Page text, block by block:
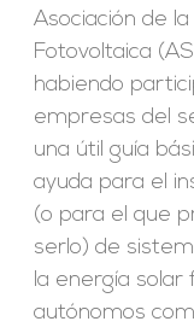
Asociación de
Fotovoltaica
habiendo
empresas del
una útil guía
ayuda para el
(o para el que
serlo) de
la energía solar
autónomos